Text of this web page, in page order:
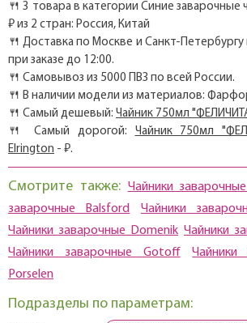
🍴 3 товара в категории Синие заварочные
₽ из 2 стран: Россия, Китай
🍴 Доставка по Москве и Санкт-
при заказе до 12:00.
🍴 Самовывоз из 5000 ПВЗ по всей России.
🍴 В наличии модели из материалов:
🍴 Самый дешевый: Чайник 750мл
🍴 Самый дорогой: Чайник 750мл
Elrington - ₽.
Смотрите также: Чайники
заварочные Balsford
Чайники
Чайники заварочные Domenik Чайники
Чайники заварочные Gotoff
Чайники
Porselen
Подразделы по параметрам: